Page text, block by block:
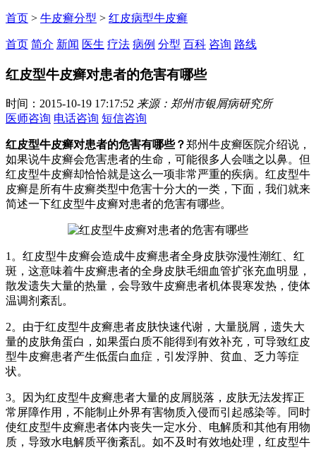
首页 > 牛皮癣分型 > 红皮病型牛皮癣
首页 简介 新闻 医生 疗法 病例 分型 百科 咨询 路线
红皮型牛皮癣对患者的危害有哪些
时间：2015-10-19 17:17:52 来源：郑州市银屑病研究所
医师咨询 电话咨询 短信咨询
红皮型牛皮癣对患者的危害有哪些？郑州牛皮癣医院介绍说，
如果说牛皮癣会危害患者的生命，可能很多人会嗤之以鼻。但
红皮型牛皮癣却恰恰就是这么一项非常严重的疾病。红皮型牛
皮癣是所有牛皮癣类型中危害十分大的一类，下面，我们就来
简述一下红皮型牛皮癣对患者的危害有哪些。
1。红皮型牛皮癣会造成牛皮癣患者全身皮肤弥漫性潮红、红
斑，这意味着牛皮癣患者的全身皮肤毛细血管扩张充血明显，
散发遗失大量的热量，会导致牛皮癣患者机体畏寒发热，使体
温调剂紊乱。
2。由于红皮型牛皮癣患者皮肤快速代谢，大量脱屑，遗失大
量的皮肤角蛋白，如果蛋白质不能得到有效补充，可导致红皮
型牛皮癣患者产生低蛋白血症，引发浮肿、贫血、乏力等症
状。
3。因为红皮型牛皮癣患者大量的皮屑脱落，皮肤无法发挥正
常屏障作用，不能制止外界有害物质入侵而引起感染等。同时
使红皮型牛皮癣患者体内丧失一定水分、电解质和其他有用物
质，导致水电解质平衡紊乱。如不及时有效地处理，红皮型牛